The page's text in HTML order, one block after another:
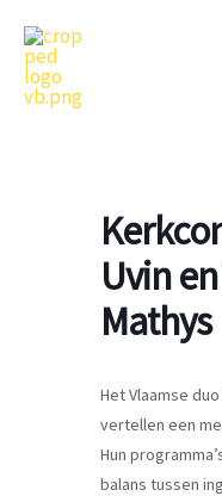
naar
inhoud
Uvin
Mathys
Het Vlaamse
vertellen een
Hun
balans tussen